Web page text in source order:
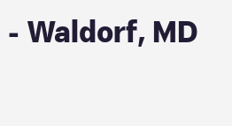
- Waldorf, MD